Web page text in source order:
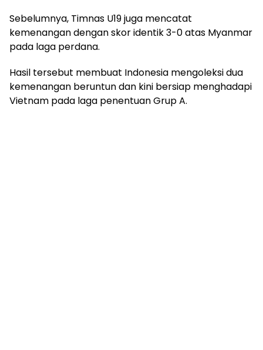
Sebelumnya, Timnas U19 juga mencatat
kemenangan dengan skor identik 3-0 atas Myanmar
pada laga perdana.
Hasil tersebut membuat Indonesia mengoleksi dua
kemenangan beruntun dan kini bersiap menghadapi
Vietnam pada laga penentuan Grup A.